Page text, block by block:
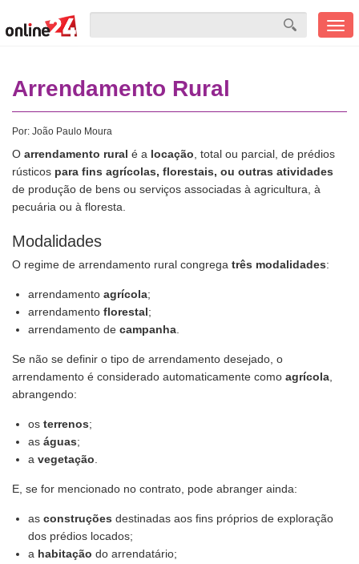
Arrendamento Rural
Por: João Paulo Moura
O arrendamento rural é a locação , total ou parcial, de prédios
rústicos para fins agrícolas, florestais, ou outras atividades
de produção de bens ou serviços associadas à agricultura, à
pecuária ou à floresta.
Modalidades
O regime de arrendamento rural congrega três modalidades:
arrendamento agrícola;
arrendamento florestal;
arrendamento de campanha
Se não se definir o tipo de arrendamento desejado, o
arrendamento é considerado automaticamente como agrícola
abrangendo:
os terrenos;
as águas;
a vegetação
E, se for mencionado no contrato, pode abranger ainda:
as construções destinadas aos fins próprios de exploração
dos prédios locados;
a habitação do arrendatário;